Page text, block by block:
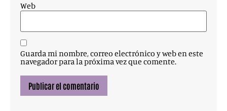
Web
Guarda mi nombre, correo electrónico y web en este
navegador para la próxima vez que comente.